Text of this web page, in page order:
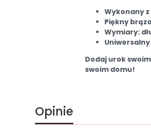
Wykonany
Piękny
Wymiary:
Dodaj urok
swoim domu!
Opinie